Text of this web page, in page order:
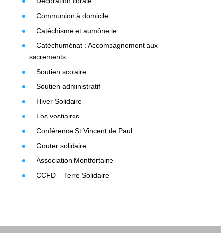
Communion à domicile
Catéchisme et aumônerie
Catéchuménat : Accompagnement aux
sacrements
Soutien scolaire
Soutien administratif
Hiver Solidaire
Les vestiaires
Conférence St Vincent de Paul
Gouter solidaire
Association Montfortaine
CCFD – Terre Solidaire